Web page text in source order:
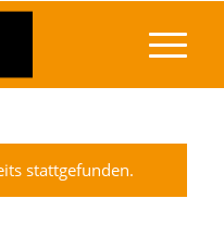
stattgefunden.